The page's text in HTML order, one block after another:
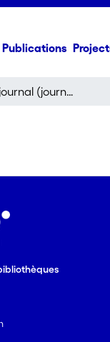
Publications
Fascicule de journal (journal)